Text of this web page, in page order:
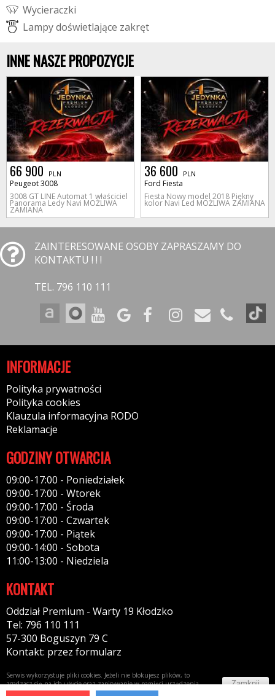
Wycieraczki
Lampydoświetlające zakręt
INNE NASZE PROPOZYCJE
66 900 PLN
Peugeot 3008
3008 GT LINE Automat 1 właściciel
Panorama Ledy Navi MOŻLIWA
ZAMIANA
36 600 PLN
Ford Fiesta
Fiesta Nowy model 2018 Piękny
kolor Navi Led MOŻLIWA ZAMIANA
ZAINTERESOWANE OSOBY ZAPRASZAMY DO
KONTAKTU ! ! !
TEL. 796 110 111
INFORMACJE
Polityka prywatności
Polityka cookies
Klauzula informacyjna RODO
Reklamacje
GODZINY OTWARCIA
09:00-17:00 - Poniedziałek
09:00-17:00 - Wtorek
09:00-17:00 - Środa
09:00-17:00 - Czwartek
09:00-17:00 - Piątek
09:00-14:00 - Sobota
11:00-13:00 - Niedziela
KONTAKT
Oddział Premium - Warty 19 Kłodzko
Tel: 796 110 111
57-300 Boguszyn 79 C
Kontakt: przez formularz
Serwis wykorzystuje pliki cookies. Jeżeli nie blokujesz plików, to
zgadzasz się na ich użycie oraz zapisywanie w pamięci urządzenia.
Więcej informacji wpolityce prywatności
Zamknij